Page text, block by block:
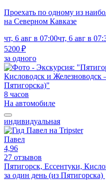
Проехать по одному из
на Северном Кавказе
чт, 6 авг в 07:00чт, 6 авг в
5200 ₽
за одного
8 часов
На автомобиле
индивидуальная
Павел
4,96
27 отзывов
Пятигорск, Ессентуки,
за один день (из Пятигорска)